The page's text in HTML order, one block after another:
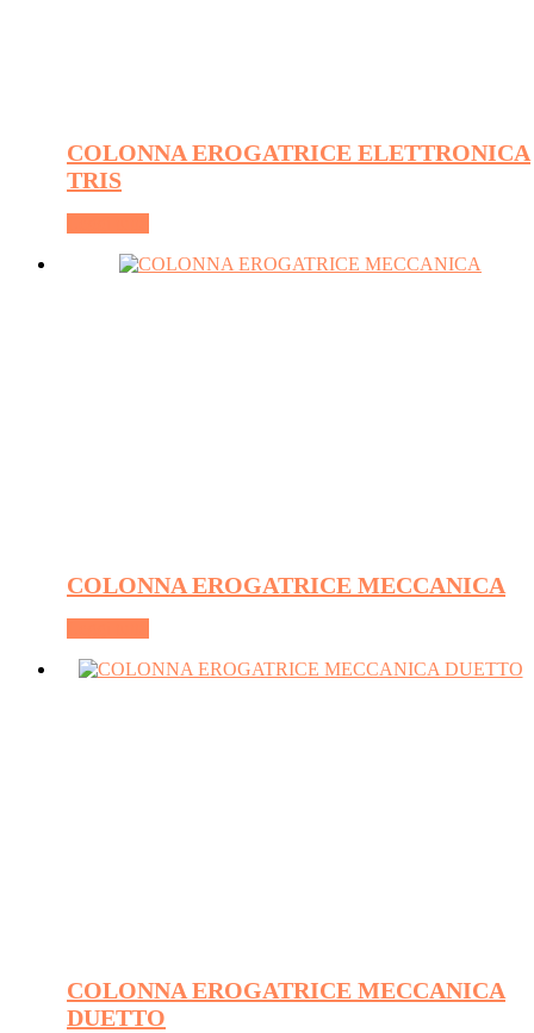
COLONNA EROGATRICE ELETTRONICA
TRIS
COLONNA EROGATRICE MECCANICA
COLONNA EROGATRICE MECCANICA
DUETTO